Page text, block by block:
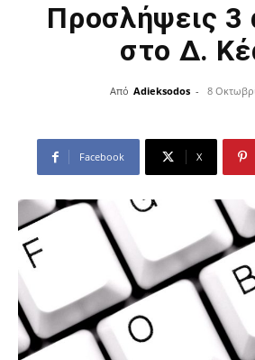
Προσλήψεις 3
στο Δ.
Από Adieksodos - 8
Facebook X